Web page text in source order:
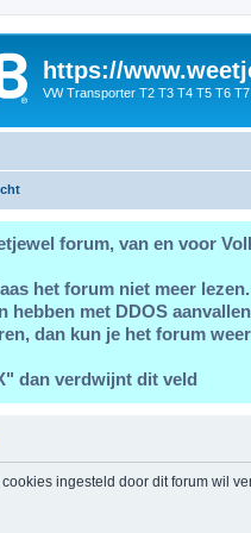
https://
VW Transporter T2 T3 T4 T5 T6
forum, van en voor
het forum niet meer lezen.
hebben met DDOS
dan kun je het forum
dan verdwijnt dit veld
ingesteld door dit forum wil